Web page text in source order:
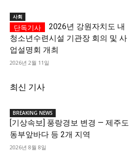
사회
2026년 강원자치도 내
청소년수련시설 기관장 회의 및 사
업설명회 개최
2026년 2월 11일
최신 기사
BREAKING NEWS
[기상속보] 풍랑경보 변경 — 제주도
동부앞바다 등 2개 지역
2026년 8월 8일